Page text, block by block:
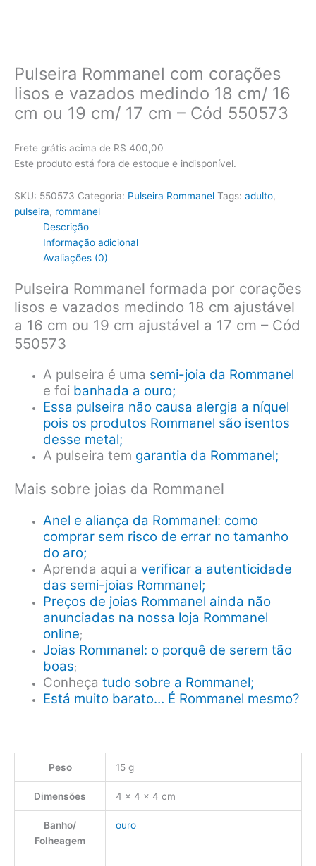
Pulseira Rommanel com corações
lisos e vazados medindo 18 cm/ 16
cm ou 19 cm/ 17 cm – Cód 550573
Frete grátis acima de R$ 400,00
Este produto está fora de estoque e indisponível.
SKU: 550573 Categoria: Pulseira Rommanel Tags: adulto,
pulseira, rommanel
Descrição
Informação adicional
Avaliações (0)
Pulseira Rommanel formada por corações
lisos e vazados medindo 18 cm ajustável
a 16 cm ou 19 cm ajustável a 17 cm – Cód
550573
A pulseira é uma semi-joia da Rommanel
e foi banhada a ouro;
Essa pulseira não causa alergia a níquel
pois os produtos Rommanel são isentos
desse metal;
A pulseira tem garantia da Rommanel;
Mais sobre joias da Rommanel
Anel e aliança da Rommanel: como
comprar sem risco de errar no tamanho
do aro;
Aprenda aqui averificar a autenticidade
das semi-joias Rommanel;
Preços de joias Rommanel ainda não
anunciadas na nossa loja Rommanel
online;
Joias Rommanel: o porquê de serem tão
boas;
Conheçatudo sobre a Rommanel;
Está muito barato… É Rommanel mesmo?
Peso 15 g
Dimensões 4 × 4 × 4 cm
Banho/
Folheagem
ouro